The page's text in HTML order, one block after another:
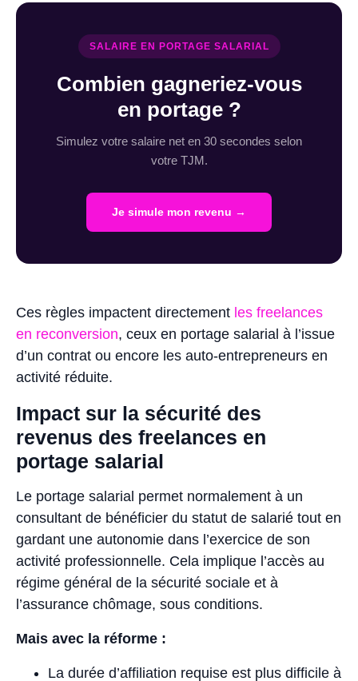
SALAIRE EN PORTAGE SALARIAL
Combien gagneriez-vous
en portage ?
Simulez votre salaire net en 30 secondes selon
votre TJM.
Je simule mon revenu →
Ces règles impactent directement les freelances
en reconversion, ceux en portage salarial à l’issue
d’un contrat ou encore les auto-entrepreneurs en
activité réduite.
Impact sur la sécurité des
revenus des freelances en
portage salarial
Le portage salarial permet normalement à un
consultant de bénéficier du statut de salarié tout en
gardant une autonomie dans l’exercice de son
activité professionnelle. Cela implique l’accès au
régime général de la sécurité sociale et à
l’assurance chômage, sous conditions.
Mais avec la réforme :
La durée d’affiliation requise est plus difficile à